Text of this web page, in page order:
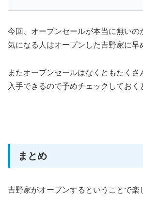
今回、オープンセールが本当に無いの
気になる人はオープンした吉野家に早
またオープンセールはなくともたくさ
入手できるので予めチェックしておく
まとめ
吉野家がオープンするということで楽